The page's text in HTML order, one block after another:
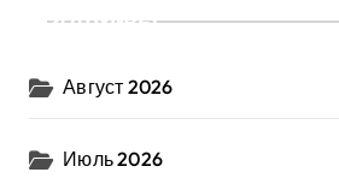
Архивы
Август 2026
Июль 2026